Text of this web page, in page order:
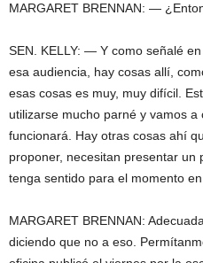
MARGARET BRENNAN: —
SEN. KELLY: — Y como señalé
esa audiencia, hay cosas allí,
esas cosas es muy, muy difícil.
utilizarse mucho parné y vamos
funcionará. Hay otras cosas ahí
proponer, necesitan presentar un
tenga sentido para el momento
MARGARET BRENNAN:
diciendo que no a eso.